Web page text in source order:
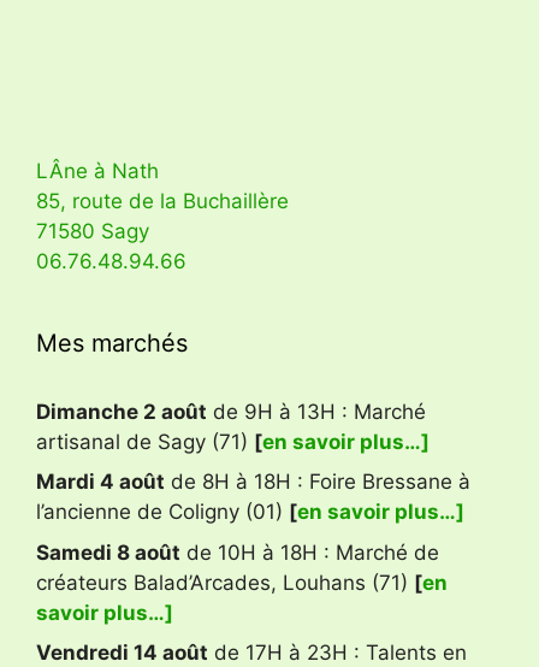
LÂne à Nath
85, route de la Buchaillère
71580 Sagy
06.76.48.94.66
Mes marchés
Dimanche 2 août de 9H à 13H : Marché
artisanal de Sagy (71) [en savoir plus…]
Mardi 4 août de 8H à 18H : Foire Bressane à
l’ancienne de Coligny (01) [en savoir plus…]
Samedi 8 août de 10H à 18H : Marché de
créateurs Balad’Arcades, Louhans (71) [en
savoir plus…]
Vendredi 14 août de 17H à 23H : Talents en